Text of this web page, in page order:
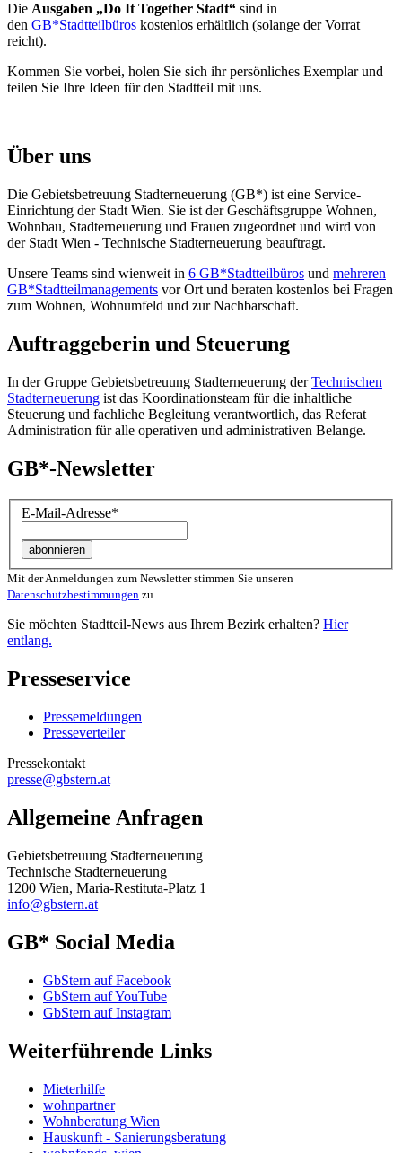
Die Ausgaben „Do It Together Stadt“ sind in
den GB*Stadtteilbüros kostenlos erhältlich (solange der Vorrat
reicht).
Kommen Sie vorbei, holen Sie sich ihr persönliches Exemplar und
teilen Sie Ihre Ideen für den Stadtteil mit uns.
Über uns
Die Gebietsbetreuung Stadterneuerung (GB*) ist eine Service-
Einrichtung der Stadt Wien. Sie ist der Geschäfts­gruppe Wohnen,
Wohnbau, Stadt­erneuerung und Frauen zugeordnet und wird von
der Stadt Wien - Technische Stadterneuerung beauftragt.
Unsere Teams sind wienweit in 6 GB*Stadtteilbüros und mehreren
GB*Stadtteilmanagements vor Ort und beraten kostenlos bei Fragen
zum Wohnen, Wohnumfeld und zur Nachbarschaft.
Auftraggeberin und Steuerung
In der Gruppe Gebietsbetreuung Stadterneuerung derTechnischen
Stadterneuerung ist das Koordinationsteam für die inhaltliche
Steuerung und fachliche Begleitung verantwortlich, das Referat
Administration für alle operativen und administrativen Belange.
GB*-Newsletter
E-Mail-Adresse*
Mit der Anmeldungen zum Newsletter stimmen Sie unseren
Datenschutzbestimmungen zu.
Sie möchten Stadtteil-News aus Ihrem Bezirk erhalten? Hier
entlang.
Presseservice
Pressemeldungen
Presseverteiler
Pressekontakt
presse@gbstern.at
Allgemeine Anfragen
Gebietsbetreuung Stadterneuerung
Technische Stadterneuerung
1200 Wien, Maria-Restituta-Platz 1
info@gbstern.at
GB* Social Media
GbStern auf Facebook
GbStern auf YouTube
GbStern auf Instagram
Weiterführende Links
Mieterhilfe
wohnpartner
Wohnberatung Wien
Hauskunft - Sanierungsberatung